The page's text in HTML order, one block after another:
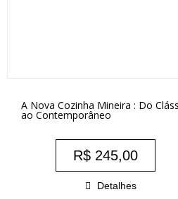
A Nova Cozinha Mineira : Do
ao Contemporâneo
R$ 245,00
Detalhes